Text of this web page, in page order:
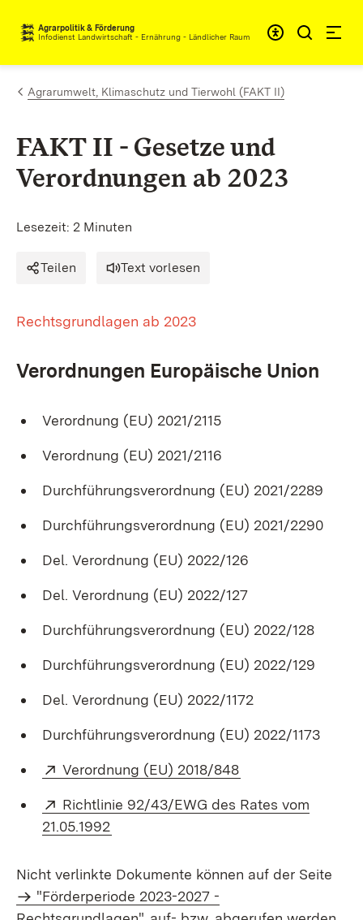
Zum Inhalt springen
Agrarpolitik & Förderung
Infodienst Landwirtschaft - Ernährung - Ländlicher Raum
Agrarumwelt, Klimaschutz und Tierwohl (FAKT II)
FAKT II - Gesetze und
Verordnungen ab 2023
Lesezeit: 2 Minuten
Teilen Text vorlesen
Rechtsgrundlagen ab 2023
Verordnungen Europäische Union
Verordnung (EU) 2021/2115
Verordnung (EU) 2021/2116
Durchführungsverordnung (EU) 2021/2289
Durchführungsverordnung (EU) 2021/2290
Del. Verordnung (EU) 2022/126
Del. Verordnung (EU) 2022/127
Durchführungsverordnung (EU) 2022/128
Durchführungsverordnung (EU) 2022/129
Del. Verordnung (EU) 2022/1172
Durchführungsverordnung (EU) 2022/1173
Extern:
Verordnung (EU) 2018/848
Extern:
Richtlinie 92/43/EWG des Rates vom
21.05.1992
Nicht verlinkte Dokumente können auf der Seite
"Förderperiode 2023-2027 -